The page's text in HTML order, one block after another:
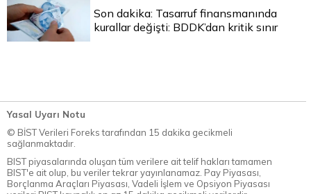
Son dakika: Tasarruf finansmanında
kurallar değişti: BDDK’dan kritik sınır
Yasal Uyarı Notu
© BİST Verileri Foreks tarafından 15 dakika gecikmeli
sağlanmaktadır.
BIST piyasalarında oluşan tüm verilere ait telif hakları tamamen
BIST'e ait olup, bu veriler tekrar yayınlanamaz. Pay Piyasası,
Borçlanma Araçları Piyasası, Vadeli İşlem ve Opsiyon Piyasası